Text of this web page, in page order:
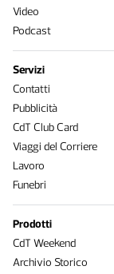
Video
Podcast
Servizi
Contatti
Pubblicità
CdT Club Card
Viaggi del Corriere
Lavoro
Funebri
Prodotti
CdT Weekend
Archivio Storico